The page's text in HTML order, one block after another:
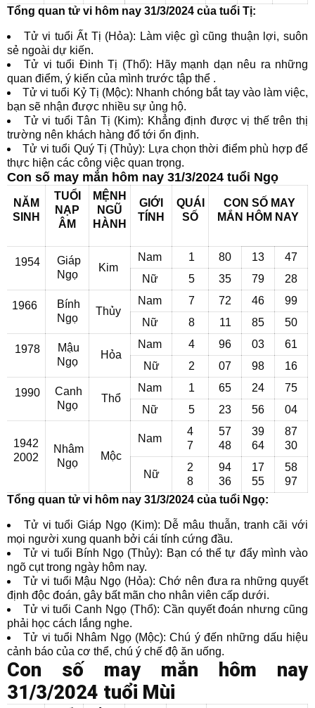
Tổng quan tử vi hôm nay 31/3/2024 của tuổi Tị:
Tử vi tuổi Ất Tị (Hỏa): Làm việc gì cũng thuận lợi, suôn
sẻ ngoài dự kiến.
Tử vi tuổi Đinh Tị (Thổ): Hãy mạnh dạn nêu ra những
quan điểm, ý kiến của mình trước tập thể .
Tử vi tuổi Kỷ Tị (Mộc): Nhanh chóng bắt tay vào làm việc,
bạn sẽ nhận được nhiều sự ủng hộ.
Tử vi tuổi Tân Tị (Kim): Khẳng định được vị thế trên thị
trường nên khách hàng đổ tới ổn định.
Tử vi tuổi Quý Tị (Thủy): Lựa chọn thời điểm phù hợp để
thực hiện các công việc quan trọng.
Con số may mắn hôm nay 31/3/2024 tuổi Ngọ
NĂM
SINH
TUỔI
NẠP
ÂM
MỆNH
NGŨ
HÀNH
GIỚI
TÍNH
QUÁI
SỐ
CON SỐ MAY
MẮN HÔM NAY
1954
Giáp
Ngọ
Kim
Nam 1 80 13
47
Nữ
5 35 79 28
1966
Bính
Ngọ
Thủy
Nam 7 72 46
99
Nữ
8 11 85 50
1978
Mậu
Ngọ
Hỏa
Nam 4 96 03
61
Nữ
2 07 98 16
1990
Canh
Ngọ
Thổ
Nam 1 65 24
75
Nữ
5 23 56 04
1942
2002
Nhâm
Ngọ
Mộc
Nam
4
7
57
48
39
64
87
30
Nữ
2
8
94
36
17
55
58
97
Tổng quan tử vi hôm nay 31/3/2024 của tuổi Ngọ:
Tử vi tuổi Giáp Ngọ (Kim): Dễ mâu thuẫn, tranh cãi với
mọi người xung quanh bởi cái tính cứng đầu.
Tử vi tuổi Bính Ngọ (Thủy): Bạn có thể tự đẩy mình vào
ngõ cụt trong ngày hôm nay.
Tử vi tuổi Mậu Ngọ (Hỏa): Chớ nên đưa ra những quyết
định độc đoán, gây bất mãn cho nhân viên cấp dưới.
Tử vi tuổi Canh Ngọ (Thổ): Cần quyết đoán nhưng cũng
phải học cách lắng nghe.
Tử vi tuổi Nhâm Ngọ (Mộc): Chú ý đến những dấu hiệu
cảnh báo của cơ thể, chú ý chế độ ăn uống.
Con số may mắn hôm nay
31/3/2024 tuổi Mùi